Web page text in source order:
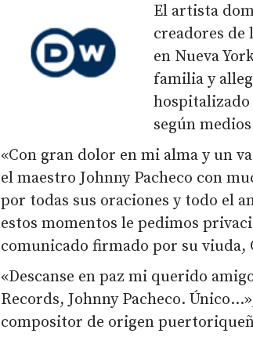
El artista
creadores de
en Nueva
familia y
según
«Con gran dolor en mi alma y un
el maestro Johnny Pacheco con
por todas sus oraciones y todo el
estos momentos le pedimos
comunicado firmado por su viuda,
«Descanse en paz mi querido
Records, Johnny Pacheco.
compositor de origen